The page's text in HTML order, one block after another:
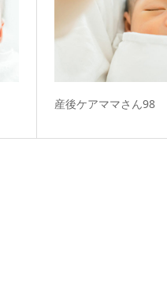
産後ケアママさん98